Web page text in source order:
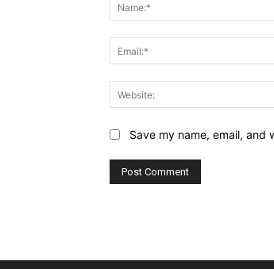
Save my name, email, and